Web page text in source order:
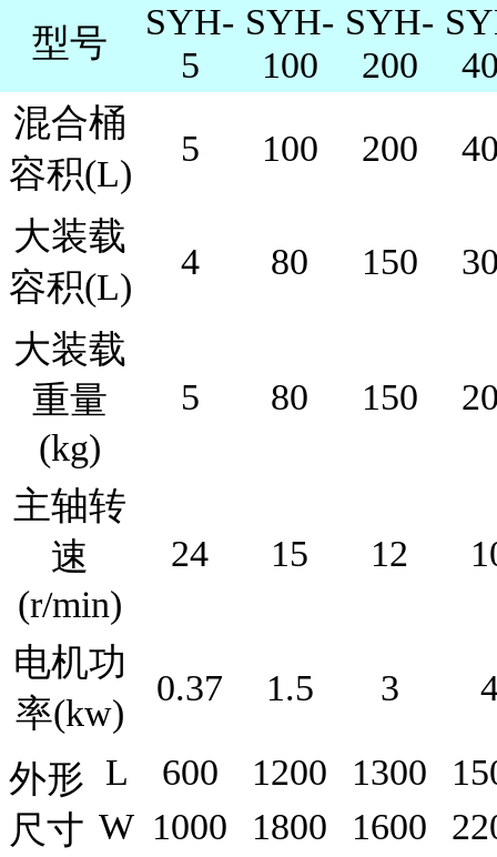
型号
SYH-
5
SYH-
100
SYH-
200
混合桶
容积(L)
5 100 200
大装载
容积(L)
4 80 150
大装载
重量
(kg)
5 80 150
主轴转
速
(r/min)
24 15 12
电机功
率(kw)
0.37 1.5 3
外形
尺寸
L 600 1200 1300
W 1000 1800 1600